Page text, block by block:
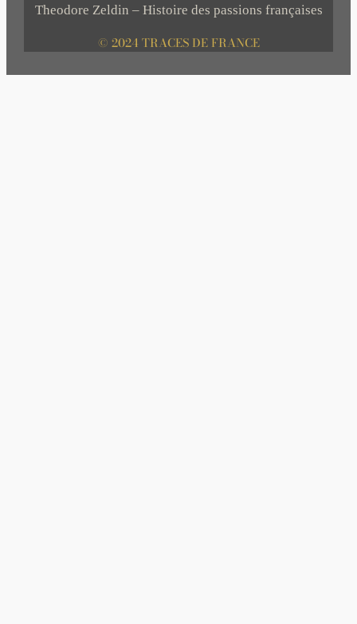
Theodore Zeldin – Histoire des passions françaises
© 2024 TRACES DE FRANCE